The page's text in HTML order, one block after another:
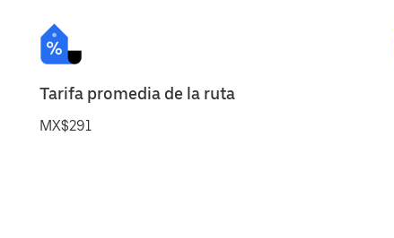
Tarifa promedia de la ruta
MX$291